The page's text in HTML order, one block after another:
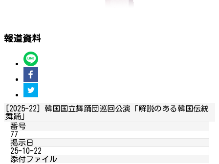
報道資料
[2025-22] 韓国国立舞踊団巡回公演「解説のある韓国伝統
舞踊」
番号
77
掲示日
25-10-22
添付ファイル